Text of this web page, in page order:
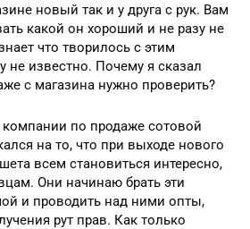
новый так и у друга с рук. Вам
какой он хороший и не разу не
что творилось с этим
не известно. Почему я сказал
с магазина нужно проверить?
компании по продаже сотовой
на то, что при выходе нового
всем становиться интересно,
Они начинаю брать эти
и проводить над ними опты,
рут прав. Как только